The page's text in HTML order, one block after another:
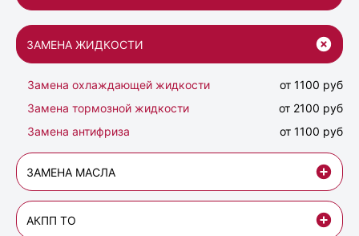
ЗАМЕНА ЖИДКОСТИ
Замена охлаждающей жидкости
от 1100 руб
Замена тормозной жидкости
от 2100 руб
Замена антифриза
от 1100 руб
ЗАМЕНА МАСЛА
АКПП ТО